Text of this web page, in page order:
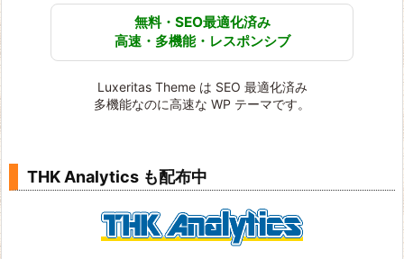
無料・SEO最適化済み
高速・多機能・レスポンシブ
Luxeritas Theme は SEO 最適化済み
多機能なのに高速な WP テーマです。
THK Analytics も配布中